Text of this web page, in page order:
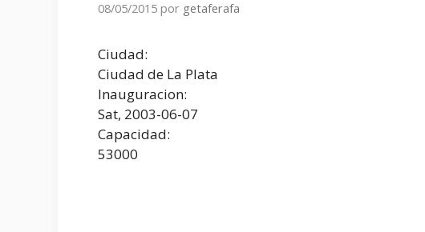
08/05/2015 por getaferafa
Ciudad:
Ciudad de La Plata
Inauguracion:
Sat, 2003-06-07
Capacidad:
53000